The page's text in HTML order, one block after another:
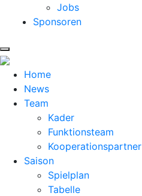
Jobs
Sponsoren
Home
News
Team
Kader
Funktionsteam
Kooperationspartner
Saison
Spielplan
Tabelle